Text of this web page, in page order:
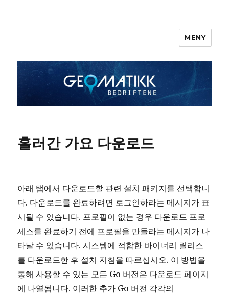
MENY
흘러간 가요 다운로드
아래 탭에서 다운로드할 관련 설치 패키지를 선택합니
다. 다운로드를 완료하려면 로그인하라는 메시지가 표
시될 수 있습니다. 프로필이 없는 경우 다운로드 프로
세스를 완료하기 전에 프로필을 만들라는 메시지가 나
타날 수 있습니다. 시스템에 적합한 바이너리 릴리스
를 다운로드한 후 설치 지침을 따르십시오. 이 방법을
통해 사용할 수 있는 모든 Go 버전은 다운로드 페이지
에 나열됩니다. 이러한 추가 Go 버전 각각의